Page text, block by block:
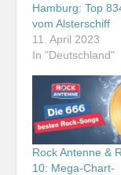
Hamburg: Top
vom Alsterschiff
11. April 2023
In "Deutschland"
Rock Antenne &
10: Mega-Chart-